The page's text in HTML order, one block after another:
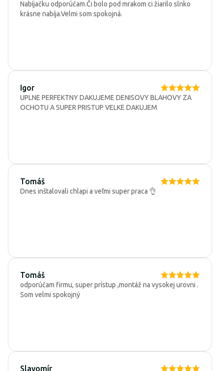
Nabíjačku odporúčam.Či bolo pod mrakom ci žiarilo slnko
krásne nabíja.Velmi som spokojná.
Igor
UPLNE PERFEKTNY DAKUJEME DENISOVY BLAHOVY ZA
OCHOTU A SUPER PRISTUP VELKE DAKUJEM
Tomáš
Dnes inštalovali chlapi a veľmi super praca 👌
Tomáš
odporúčam firmu, super prístup ,montáž na vysokej urovni .
Som velmi spokojný
Slavomír